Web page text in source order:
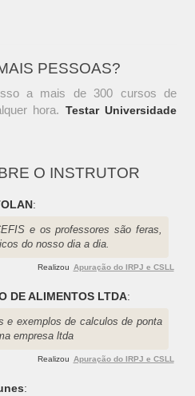
PESSOAS?
a mais de 300 cursos de
hora. Testar Universidade
O INSTRUTOR
:
e os professores são feras,
do nosso dia a dia.
Realizou Apuração do IRPJ e CSLL
DE ALIMENTOS LTDA:
e exemplos de calculos de ponta
empresa ltda
Realizou Apuração do IRPJ e CSLL
: